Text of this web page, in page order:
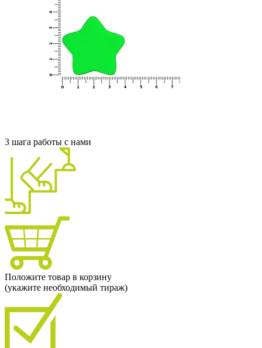
3 шага работы с нами
Положите товар в корзину
(укажите необходимый тираж)